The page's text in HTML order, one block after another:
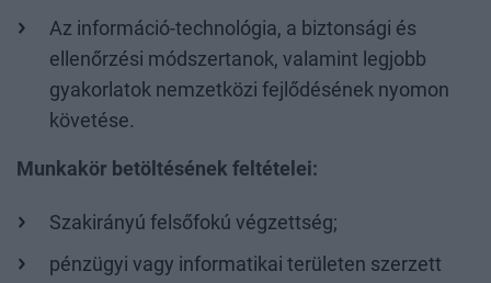
Az információ-technológia, a biztonsági és
ellenőrzési módszertanok, valamint legjobb
gyakorlatok nemzetközi fejlődésének nyomon
követése.
Munkakör betöltésének feltételei:
Szakirányú felsőfokú végzettség;
pénzügyi vagy informatikai területen szerzett